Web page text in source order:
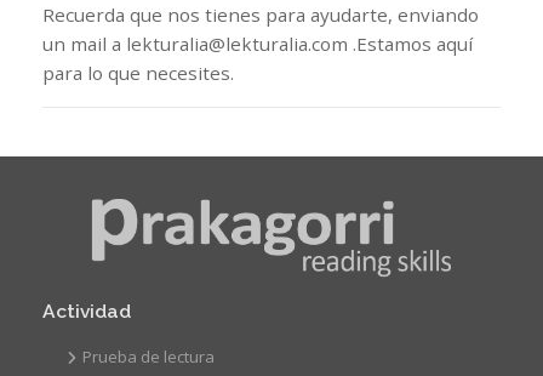
Recuerda que nos tienes para ayudarte, enviando
un mail a lekturalia@lekturalia.com .Estamos aquí
para lo que necesites.
Actividad
Prueba de lectura